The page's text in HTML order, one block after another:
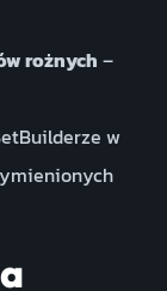
rożnych –
w